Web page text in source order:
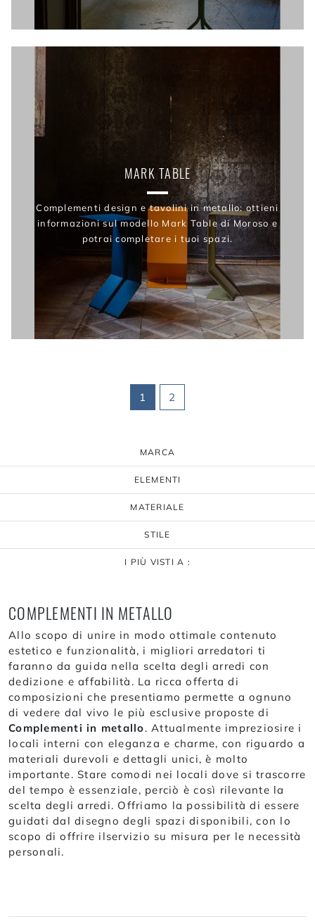
MARCA
ELEMENTI
MATERIALE
STILE
I PIÙ VISTI A :
MARK TABLE
Complementi design e tavolini in metallo: ottieni
informazioni sul modello Mark Table di Moroso e
potrai completare i tuoi spazi.
1 2
COMPLEMENTI IN METALLO
Allo scopo di unire in modo ottimale contenuto
estetico e funzionalità, i migliori arredatori ti
faranno da guida nella scelta degli arredi con
dedizione e affabilità. La ricca offerta di
composizioni che presentiamo permette a ognuno
di vedere dal vivo le più esclusive proposte di
Complementi in metallo. Attualmente impreziosire i
locali interni con eleganza e charme, con riguardo a
materiali durevoli e dettagli unici, è molto
importante. Stare comodi nei locali dove si trascorre
del tempo è essenziale, perciò è così rilevante la
scelta degli arredi. Offriamo la possibilità di essere
guidati dal disegno degli spazi disponibili, con lo
scopo di offrire ilservizio su misura per le necessità
personali.